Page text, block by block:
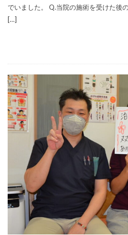
でいました。 Q.当院の施術を受けた後
[…]